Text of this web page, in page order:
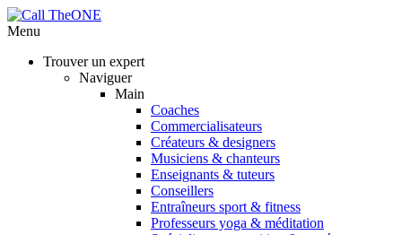
Menu
Trouver un expert
Naviguer
Main
Coaches
Commercialisateurs
Créateurs & designers
Musiciens & chanteurs
Enseignants & tuteurs
Conseillers
Entraîneurs sport & fitness
Professeurs yoga & méditation